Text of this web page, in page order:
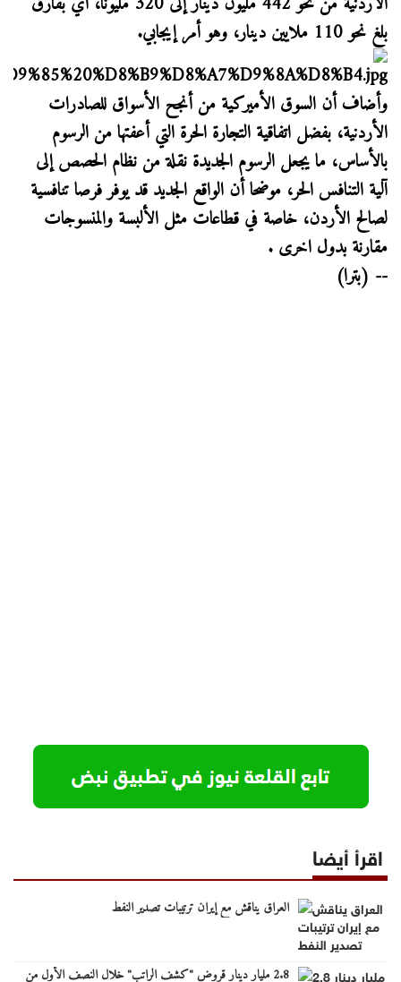
بلغ نحو 110 ملايين دينار، وهو أمر إيجابي.
وأضاف أن السوق الأميركية من أنجح الأسواق للصادرات
الأردنية، بفضل اتفاقية التجارة الحرة التي أعفتها من الرسوم
بالأساس، ما يجعل الرسوم الجديدة نقلة من نظام الحصص إلى
آلية التنافس الحر، موضحا أن الواقع الجديد قد يوفر فرصا تنافسية
لصالح الأردن، خاصة في قطاعات مثل الألبسة والمنسوجات
مقارنة بدول اخرى .
-- (بترا)
اقرأ أيضا
العراق يناقش مع إيران ترتيبات تصدير النفط
2.8 مليار دينار قروض "كشف الراتب" خلال النصف الأول من